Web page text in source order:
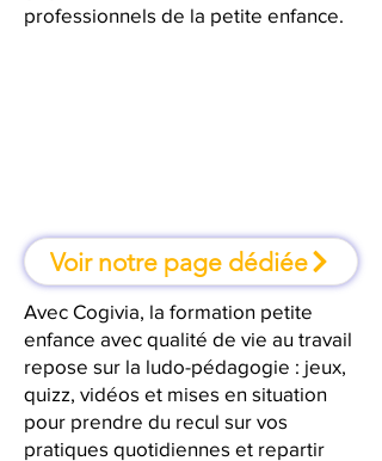
professionnels de la petite enfance.
Voir notre page dédiée
Avec Cogivia, la formation petite
enfance avec qualité de vie au travail
repose sur la ludo-pédagogie : jeux,
quizz, vidéos et mises en situation
pour prendre du recul sur vos
pratiques quotidiennes et repartir